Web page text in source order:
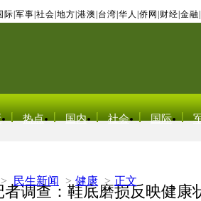
际 军事 社会 地方 港澳 台湾 华人 侨网 财经 金融
热点 国内 社会 国际
> 民生新闻 > 健康 > 正文
者调查：鞋底磨损反映健康